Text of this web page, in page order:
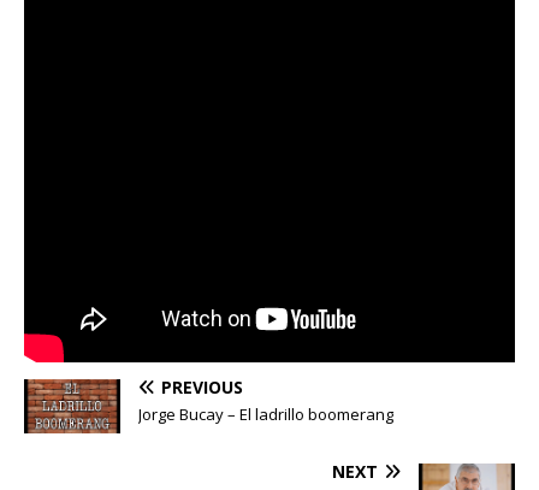
PREVIOUS
Jorge Bucay – El ladrillo boomerang
NEXT